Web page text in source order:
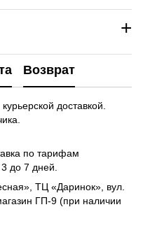
+
Возврат
доставкой.
по тарифам
до 7 дней.
ТЦ «Даринок», вул.
ГП-9 (при наличии